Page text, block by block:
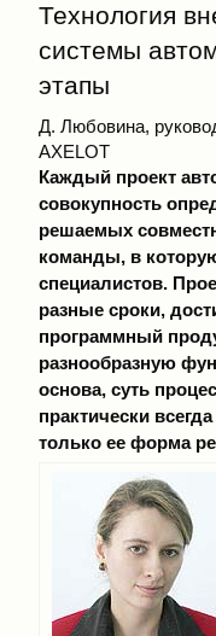
Технология
системы
этапы
Д. Любовина,
AXELOT
Каждый проект
совокупность
решаемых
команды, в
специалистов.
разные сроки,
программный
разнообразную
основа, суть
практически
только ее форма